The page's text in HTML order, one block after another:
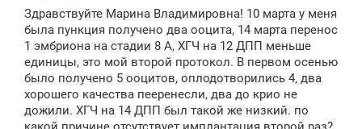
б
щ
н
и
Здравствуйте Марина Владимировна! 10 марта у меня
была пункция получено два ооцита, 14 марта перенос
1 эмбриона на стадии 8 А, ХГЧ на 12 ДПП меньше
единицы, это мой второй протокол. В первом осенью
было получено 5 ооцитов, оплодотворились 4, два
хорошего качества пееренесли, два до крио не
дожили. ХГЧ на 14 ДПП был такой же низкий. по